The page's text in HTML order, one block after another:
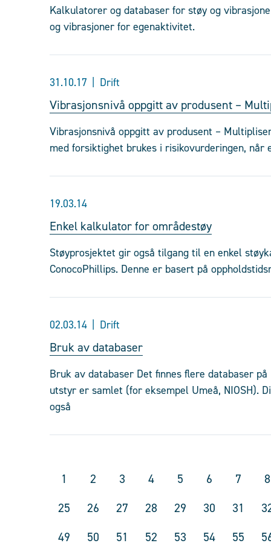
Kalkulatorer og databaser for støy og
og vibrasjoner for egenaktivitet.
31.10.17 Drift
Vibrasjonsnivå oppgitt av produsent –
Vibrasjonsnivå oppgitt av produsent –
med forsiktighet brukes i risikovurderingen,
19.03.14
Enkel kalkulator for områdestøy
Støyprosjektet gir også tilgang til en enkel
ConocoPhillips. Denne er basert på
02.03.14 Drift
Bruk av databaser
Bruk av databaser Det finnes flere databaser
utstyr er samlet (for eksempel Umeå, NIOSH).
også
1 2 3 4 5 6 7
8
25
26 27 28 29 30 31
49
50 51 52 53 54 55